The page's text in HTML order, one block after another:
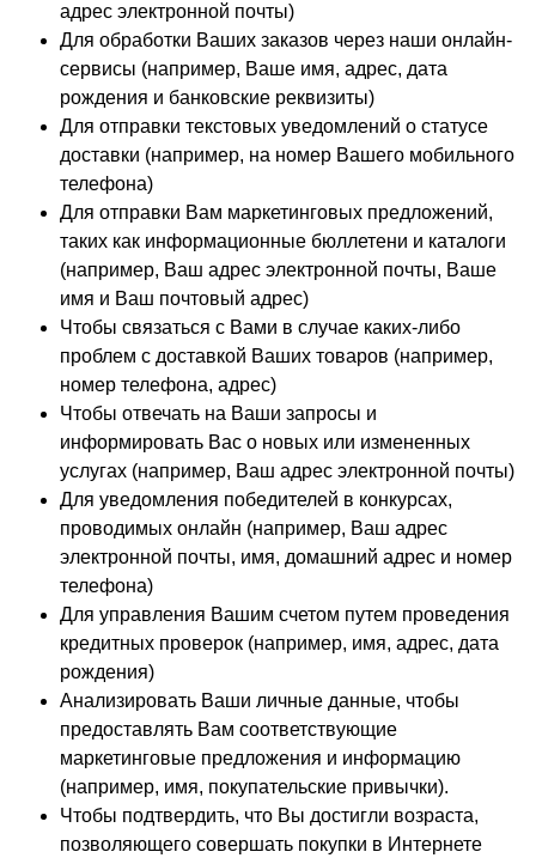
адрес электронной почты)
Для обработки Ваших заказов через наши онлайн-
сервисы (например, Ваше имя, адрес, дата
рождения и банковские реквизиты)
Для отправки текстовых уведомлений о статусе
доставки (например, на номер Вашего мобильного
телефона)
Для отправки Вам маркетинговых предложений,
таких как информационные бюллетени и каталоги
(например, Ваш адрес электронной почты, Ваше
имя и Ваш почтовый адрес)
Чтобы связаться с Вами в случае каких-либо
проблем с доставкой Ваших товаров (например,
номер телефона, адрес)
Чтобы отвечать на Ваши запросы и
информировать Вас о новых или измененных
услугах (например, Ваш адрес электронной почты)
Для уведомления победителей в конкурсах,
проводимых онлайн (например, Ваш адрес
электронной почты, имя, домашний адрес и номер
телефона)
Для управления Вашим счетом путем проведения
кредитных проверок (например, имя, адрес, дата
рождения)
Анализировать Ваши личные данные, чтобы
предоставлять Вам соответствующие
маркетинговые предложения и информацию
(например, имя, покупательские привычки).
Чтобы подтвердить, что Вы достигли возраста,
позволяющего совершать покупки в Интернете